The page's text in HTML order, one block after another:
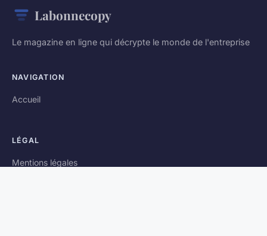
Labonnecopy
Le magazine en ligne qui décrypte le monde de l'entreprise
NAVIGATION
Accueil
LÉGAL
Mentions légales